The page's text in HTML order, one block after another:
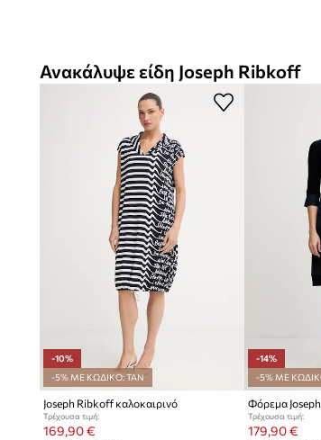
Ανακάλυψε είδη Joseph Ribkoff
-10%
-5% ΜΕ ΚΩΔΙΚΟ: TAN
Joseph Ribkoff καλοκαιρινό
Τρέχουσα τιμή:
169,90 €
-14%
-5% ΜΕ
Φόρεμα
Τρέχουσα τιμή:
179,90 €